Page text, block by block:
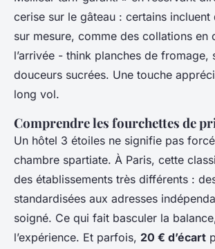
cerise sur le gâteau : certains incluent
sur mesure, comme des collations en
l’arrivée - think planches de fromage,
douceurs sucrées. Une touche
long vol.
Comprendre les fourchettes de
Un hôtel 3 étoiles ne signifie pas
chambre spartiate. À Paris, cette
des établissements très différents :
standardisées aux adresses
soigné. Ce qui fait basculer la
l’expérience. Et parfois, 20 € d’écart